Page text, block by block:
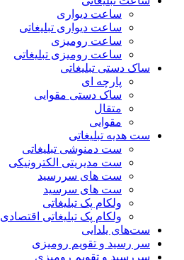
ساعت دیواری
ساعت دیواری تبلیغاتی
ساعت رومیزی
ساعت رومیزی تبلیغاتی
ساک دستی تبلیغاتی
پارچه ای
ساک دستی مقوایی
متقال
مقوایی
ست هدیه تبلیغاتی
ست دمنوشی تبلیغاتی
ست مدیریتی الکترونیکی
ست های سررسید
ست های سرسید
ولکام پک تبلیغاتی
ولکام پک تبلیغاتی اقتصادی
ست‌های یلدایی
سر رسید و تقویم رومیزی
سررسید و تقویم رومیزی